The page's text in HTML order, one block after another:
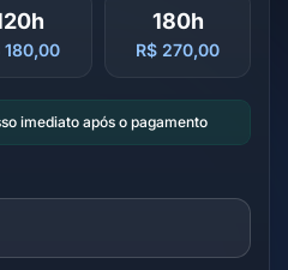
180,00
180h
R$ 270,00
imediato após o pagamento